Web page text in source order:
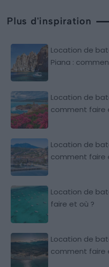
Plus d'inspiration
Location de
Piana :
Location de
comment faire
Location de
comment faire
Location de
faire et où ?
Location de
comment faire